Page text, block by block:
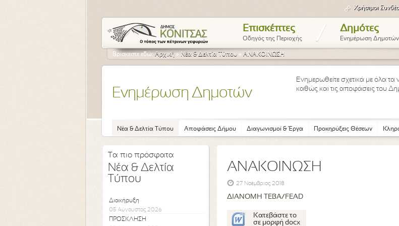
Χρήσιμοι
Επισκέπτες
Οδηγός της Περιοχής / Δημότες
Ενημέρωση Δημοτών
Βρίσκεστε εδώ:Αρχική » Νέα & Δελτία Τύπου » ΑΝΑΚΟΙΝΩΣΗ
Ενημέρωση Δημοτών
Ενημερωθείτε σχετικά με όλα τα
καθώς και τις αποφάσεις του
Νέα & Δελτία Τύπου Αποφάσεις Δήμου Διαγωνισμοί & Έργα Προκηρύξεις Θέσεων
Τα πιο πρόσφατα
Νέα & Δελτία
Τύπου
Διακήρυξη
05 Αύγουστος 2026
ΠΡΟΣΚΛΗΣΗ
ΑΝΑΚΟΙΝΩΣΗ
27 Νοέμβριος 2018
ΔΙΑΝΟΜΗ ΤΕΒΑ/FEAD
Κατεβάστε το
σε μορφή docx